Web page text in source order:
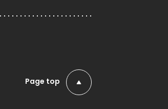
Page top